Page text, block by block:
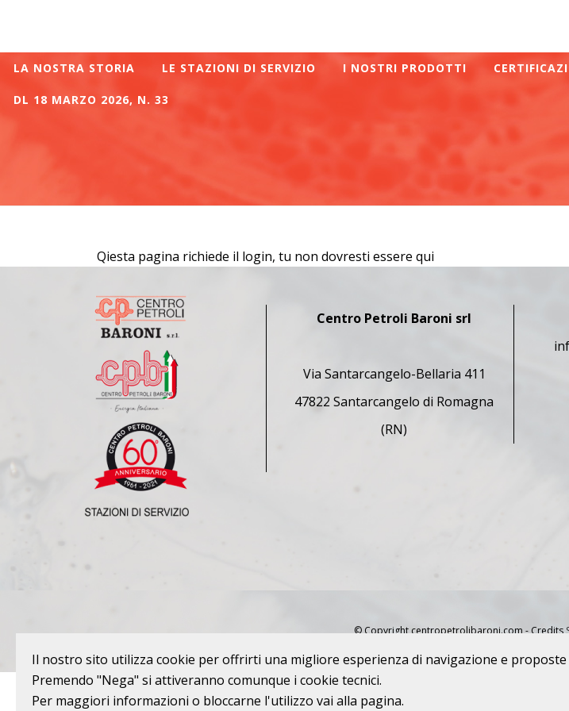
LA NOSTRA STORIA LE STAZIONI DI SERVIZIO I NOSTRI PRODOTTI
DL 18 MARZO 2026, N. 33
Qiesta pagina richiede il login, tu non dovresti essere qui
Centro Petroli Baroni srl
Via Santarcangelo-Bellaria 411
47822 Santarcangelo di Romagna
(RN)
© Copyright centropetrolibaroni.com- Credits
Il nostro sito utilizza cookie per offrirti una migliore esperienza di navigazione e
Premendo "Nega" si attiveranno comunque i cookie tecnici.
Per maggiori informazioni o bloccarne l'utilizzo vai alla pagina.